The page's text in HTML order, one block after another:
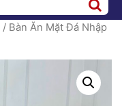
/ Bàn Ăn Mặt Đá Nhập